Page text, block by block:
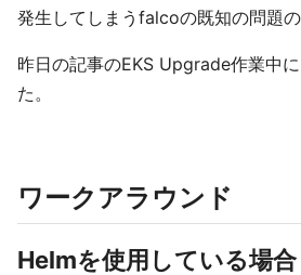
発生してしまうfalcoの既知の問題の
昨日の記事のEKS Upgrade作業中
た。
ワークアラウンド
Helmを使用している場合